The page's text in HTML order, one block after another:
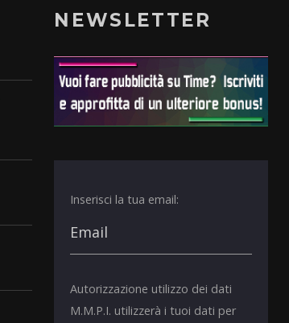
NEWSLETTER
Inserisci la tua email:
Autorizzazione utilizzo dei dati
M.M.P.I. utilizzerà i tuoi dati per